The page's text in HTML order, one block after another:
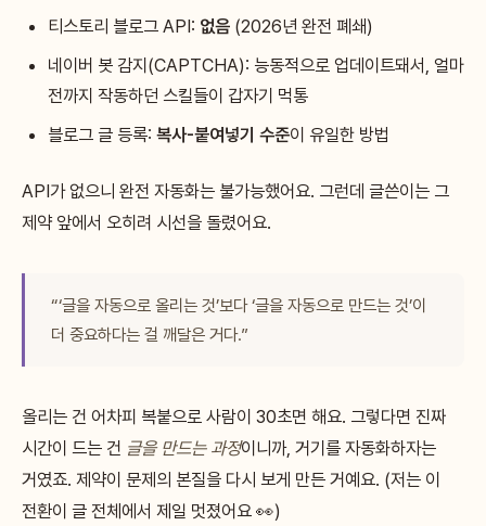
티스토리 블로그 API: 없음 (2026년 완전 폐쇄)
네이버 봇 감지(CAPTCHA): 능동적으로 업데이트돼서, 얼마
전까지 작동하던 스킬들이 갑자기 먹통
블로그 글 등록: 복사-붙여넣기 수준이 유일한 방법
API가 없으니 완전 자동화는 불가능했어요. 그런데 글쓴이는 그
제약 앞에서 오히려 시선을 돌렸어요.
“‘글을 자동으로 올리는 것’보다 ‘글을 자동으로 만드는 것’이
더 중요하다는 걸 깨달은 거다.”
올리는 건 어차피 복붙으로 사람이 30초면 해요. 그렇다면 진짜
시간이 드는 건 글을 만드는 과정이니까, 거기를 자동화하자는
거였죠. 제약이 문제의 본질을 다시 보게 만든 거예요. (저는 이
전환이 글 전체에서 제일 멋졌어요 👀)